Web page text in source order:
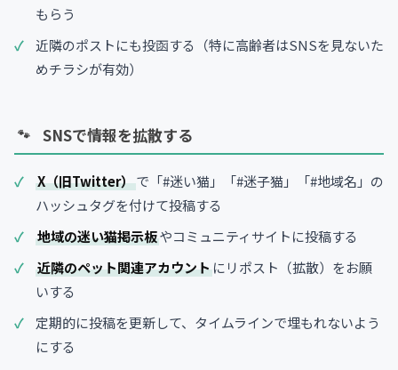
もらう
近隣のポストにも投函する（特に高齢者はSNSを見ないた
めチラシが有効）
SNSで情報を拡散する
X（旧Twitter）で「#迷い猫」「#迷子猫」「#地域名」の
ハッシュタグを付けて投稿する
地域の迷い猫掲示板やコミュニティサイトに投稿する
近隣のペット関連アカウントにリポスト（拡散）をお願
いする
定期的に投稿を更新して、タイムラインで埋もれないよう
にする